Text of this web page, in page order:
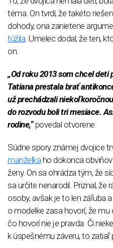
téma. On tvrdí, že takéto
dohody, ona zanietene
túžila . Umelec dodal, že ten,
on.
„Od roku 2013 som chcel deti
Tatiana prestala brať
už prechádzali
do rozvodu boli tri mesiace.
rodine,“povedal otvorene.
Súdne spory známej dvojice
manželka ho dokonca
ženy. On sa ohrádza tým, že
sa určite nenarodil. Priznal, že
osoby, avšak je to len záľuba
o modelke zasa hovorí, že
čo hovorí nie je pravda. Či
k úspešnému záveru, to